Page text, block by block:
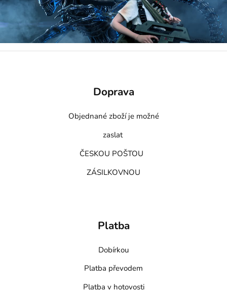
Doprava
Objednané zboží je možné
zaslat
ČESKOU POŠTOU
ZÁSILKOVNOU
Platba
Dobírkou
Platba převodem
Platba v hotovosti